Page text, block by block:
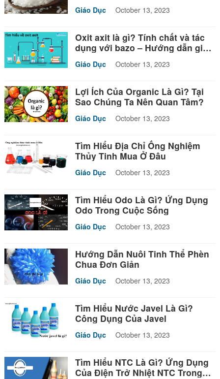
Giáo Dục October 13, 2023
Oxit axit là gì? Tính chất và tác
dụng với bazo – Hướng dẫn giải
Giáo Dục October 13, 2023
Lợi Ích Của Organic Là Gì? Tại
Sao Chúng Ta Nên Quan Tâm?
Giáo Dục October 13, 2023
Tìm Hiểu Địa Chỉ Ống Nghiệm
Thủy Tinh Mua Ở Đâu
Giáo Dục October 13, 2023
Tìm Hiểu Odo Là Gì? Ứng Dụng
Odo Trong Cuộc Sống
Giáo Dục October 13, 2023
Hướng Dẫn Nuôi Tinh Thể Phèn
Chua Đơn Giản
Giáo Dục October 13, 2023
Tìm Hiểu Nước Javel Là Gì?
Công Dụng Của Javel
Giáo Dục October 13, 2023
Tìm Hiểu NTC Là Gì? Ứng Dụng
Của Điện Trở Nhiệt NTC Trong